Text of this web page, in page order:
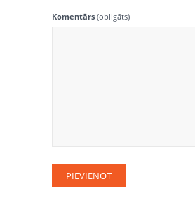
Komentārs (obligāts)